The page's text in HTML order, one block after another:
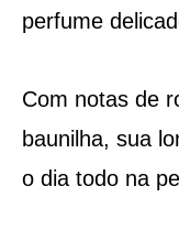
perfume
Com notas de
baunilha, sua
o dia todo na